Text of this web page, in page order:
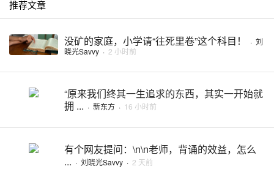
推荐文章
没矿的家庭，小学请“往死里卷”这个科目！ · 刘
晓光Savvy · 2 小时前
“原来我们终其一生追求的东西，其实一开始就
拥 ... · 新东方 · 16 小时前
有个网友提问：\n\n老师，背诵的效益，怎么
... · 刘晓光Savvy · 2 天前